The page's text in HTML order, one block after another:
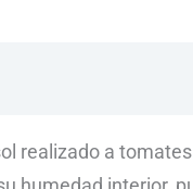
realizado a